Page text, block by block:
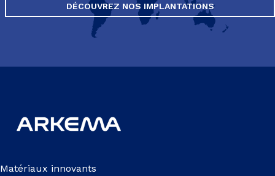
DÉCOUVREZ NOS IMPLANTATIONS
Matériaux innovants